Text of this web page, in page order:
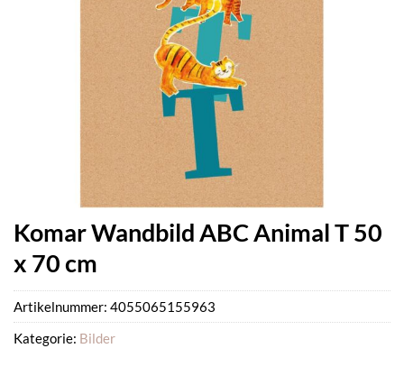
Komar Wandbild ABC Animal T 50
x 70 cm
Artikelnummer: 4055065155963
Kategorie: Bilder